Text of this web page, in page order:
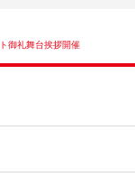
御礼舞台挨拶開催